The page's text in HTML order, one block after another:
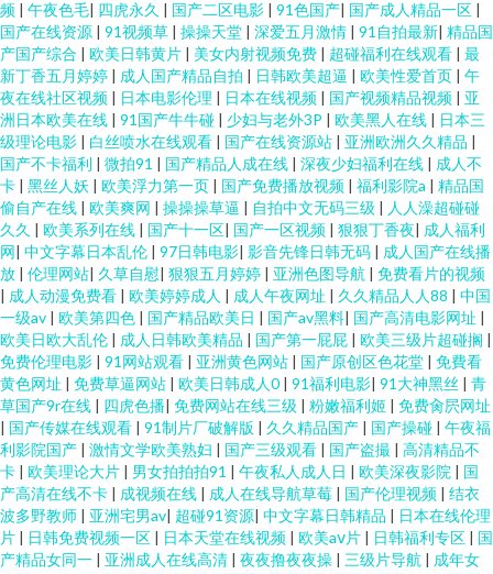
频 | 午夜色毛| 四虎永久 | 国产二区电影 | 91色国产| 国产成人精品一区 |
国产在线资源 | 91视频草 | 操操天堂 | 深爱五月激情 | 91自拍最新| 精品国
产国产综合 | 欧美日韩黄片 | 美女内射视频免费 | 超碰福利在线观看 | 最
新丁香五月婷婷 | 成人国产精品自拍 | 日韩欧美超逼 | 欧美性爱首页 | 午
夜在线社区视频 | 日本电影伦理 | 日本在线视频 | 国产视频精品视频 | 亚
洲日本欧美在线 | 91国产牛牛碰 | 少妇与老外3P | 欧美黑人在线 | 日本三
级理论电影 | 白丝喷水在线观看 | 国产在线资源站 | 亚洲欧洲久久精品 |
国产不卡福利 | 微拍91 | 国产精品人成在线 | 深夜少妇福利在线 | 成人不
卡 | 黑丝人妖 | 欧美浮力第一页 | 国产免费播放视频 | 福利影院a | 精品国
偷自产在线 | 欧美爽网 | 操操操草逼 | 自拍中文无码三级 | 人人澡超碰碰
久久 | 欧美系列在线 | 国产十一区| 国产一区视频 | 狠狠丁香夜| 成人福利
网| 中文字幕日本乱伦 | 97日韩电影| 影音先锋日韩无码 | 成人国产在线播
放 | 伦理网站| 久草自慰| 狠狠五月婷婷 | 亚洲色图导航 | 免费看片的视频
| 成人动漫免费看 | 欧美婷婷成人 | 成人午夜网址 | 久久精品人人88 | 中国
一级av | 欧美第四色 | 国产精品欧美日 | 国产av黑料| 国产高清电影网址 |
欧美日欧大乱伦 | 成人日韩欧美精品 | 国产第一屁屁 | 欧美三级片超碰搁 |
免费伦理电影 | 91网站观看 | 亚洲黄色网站 | 国产原创区色花堂 | 免費看
黄色网址 | 免费草逼网站 | 欧美日韩成人0 | 91福利电影| 91大神黑丝 | 青
草国产9r在线 | 四虎色播| 免费网站在线三级 | 粉嫩福利姬 | 免费肏屄网址
| 国产传媒在线观看 | 91制片厂破解版 | 久久精品国产 | 国产操碰 | 午夜福
利影院国产 | 激情文学欧美熟妇 | 国产三级观看 | 国产盗撮 | 高清精品不
卡 | 欧美理论大片 | 男女拍拍拍91 | 午夜私人成人日 | 欧美深夜影院 | 国
产高清在线不卡 | 成视频在线 | 成人在线导航草莓 | 国产伦理视频 | 结衣
波多野教师 | 亚洲宅男av| 超碰91资源| 中文字幕日韩精品 | 日本在线伦理
片 | 日韩免费视频一区 | 日本天堂在线视频 | 欧美aⅴ片 | 日韩福利专区 | 国
产精品女同一 | 亚洲成人在线高清 | 夜夜撸夜夜操 | 三级片导航 | 成年女